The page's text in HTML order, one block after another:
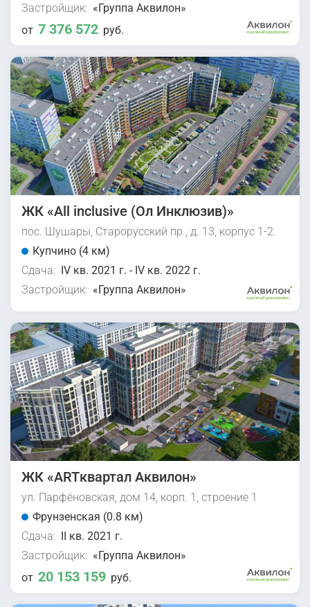
Застройщик: «Группа Аквилон»
от 7 376 572 руб.
ЖК «All inclusive (Ол Инклюзив)»
пос. Шушары, Старорусский пр., д. 13, корпус 1-2.
Купчино (4 км)
Сдача: IV кв. 2021 г. - IV кв. 2022 г.
Застройщик: «Группа Аквилон»
ЖК «ART​квартал Аквилон»
ул. Парфёновская, дом 14, корп. 1, строение 1
Фрунзенская (0.8 км)
Сдача: II кв. 2021 г.
Застройщик: «Группа Аквилон»
от 20 153 159 руб.